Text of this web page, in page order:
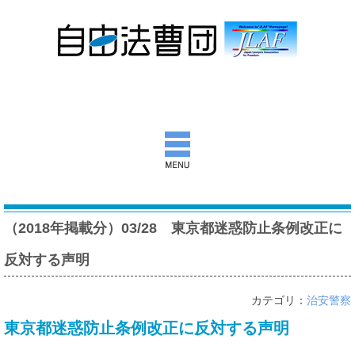
自由法曹団とは
活動報告
出版物
（2018年掲載分）03/28 東京都迷惑防止条例改正に
反対する声明
カテゴリ：治安警察
東京都迷惑防止条例改正に反対する声明